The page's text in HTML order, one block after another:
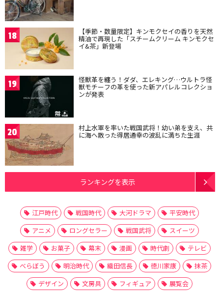
18 【季節・数量限定】キンモクセイの香りを天然
精油で再現した「スチームクリーム キンモクセ
イ&茶」新登場
19 怪獣革を纏う！ダダ、エレキング…ウルトラ怪
獣モチーフの革を使った新アパレルコレクショ
ンが発表
20 村上水軍を率いた戦国武将！幼い弟を支え、共
に海へ散った得居通幸の波乱に満ちた生涯
ランキングを表示
江戸時代 戦国時代 大河ドラマ
平安時代
アニメ
ロングセラー 戦国武将
スイーツ
雑学
お菓子 幕末 漫画 時代劇
テレビ
べらぼう
明治時代 織田信長 徳川家康
抹茶
デザイン
文房具 フィギュア
展覧会